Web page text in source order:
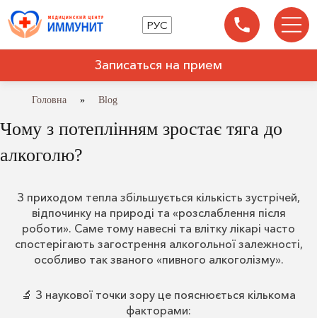
РУС
Записаться на прием
Головна » Blog
Чому з потеплінням зростає тяга до
алкоголю?
З приходом тепла збільшується кількість зустрічей,
відпочинку на природі та «розслаблення після
роботи». Саме тому навесні та влітку лікарі часто
спостерігають загострення алкогольної залежності,
особливо так званого «пивного алкоголізму».
🔬 З наукової точки зору це пояснюється кількома
факторами: